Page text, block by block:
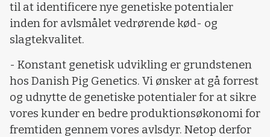
til at identificere nye genetiske potentialer
inden for avlsmålet vedrørende kød- og
slagtekvalitet.
- Konstant genetisk udvikling er grundstenen
hos Danish Pig Genetics. Vi ønsker at gå forrest
og udnytte de genetiske potentialer for at sikre
vores kunder en bedre produktionsøkonomi for
fremtiden gennem vores avlsdyr. Netop derfor